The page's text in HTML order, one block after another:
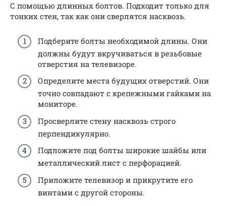
С помощью длинных болтов. Подходит только для
тонких стен, так как они сверлятся насквозь.
Подберите болты необходимой длины. Они
должны будут вкручиваться в резьбовые
отверстия на телевизоре.
Определите места будущих отверстий. Они
точно совпадают с крепежными гайками на
мониторе.
Просверлите стену насквозь строго
перпендикулярно.
Подложите под болты широкие шайбы или
металлический лист с перфорацией.
Приложите телевизор и прикрутите его
винтами с другой стороны.